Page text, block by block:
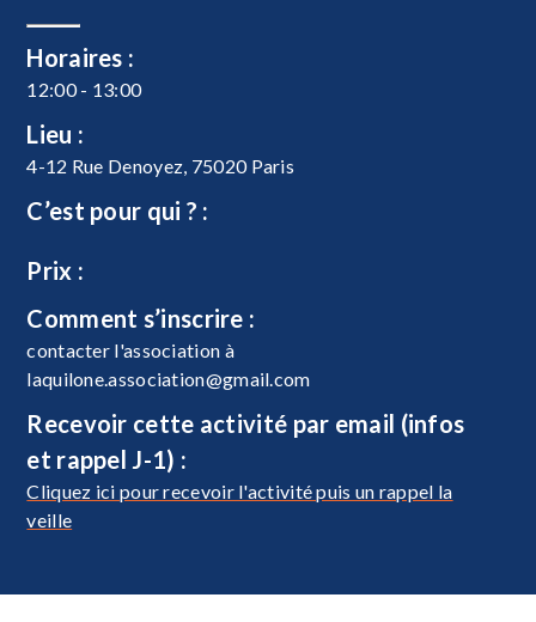
Horaires :
12:00 - 13:00
Lieu :
4-12 Rue Denoyez, 75020 Paris
C’est pour qui ? :
Prix :
Comment s’inscrire :
contacter l'association à
laquilone.association@gmail.com
Recevoir cette activité par email (infos
et rappel J-1) :
Cliquez ici pour recevoir l'activité puis un rappel la
veille